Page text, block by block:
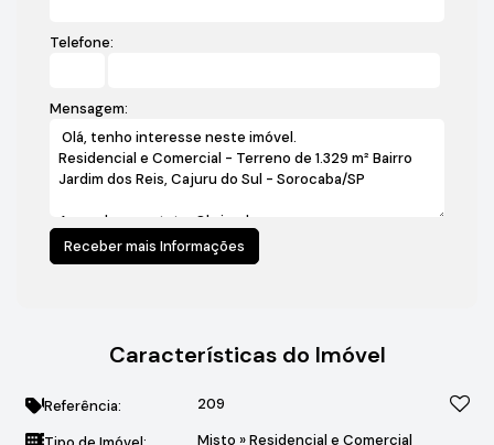
Telefone:
Mensagem:
Características do Imóvel
Referência: 209
Misto »Residencial e Comercial